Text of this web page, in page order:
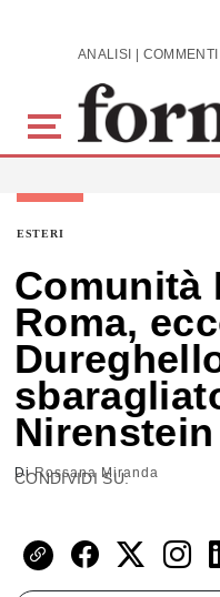
Skip to main content
ESTERI
Comunità
Roma,
Nirenstein
DiRossana Miranda
CONDIVIDI SU: